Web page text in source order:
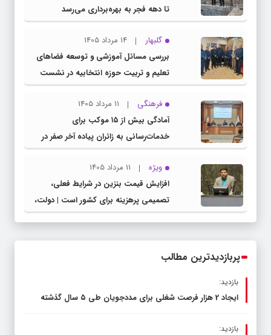
تا دهه فجر به بهره‌برداری می‌رسد
گلبهار
14 مرداد 1405
بررسی مسائل آموزشی و توسعه فضاهای
تعلیم و تربیت حوزه انتخابیه در نشست
مشترک عضو کمیسیون آموزش مجلس با
مدیرکل آموزش و پرورش خراسان رضوی
فرهنگی
11 مرداد 1405
آمادگی بیش از ۱۵ موکب برای
خدمات‌رسانی به زائران پیاده آخر صفر در
شهرستان چناران
ویژه
11 مرداد 1405
افزایش قیمت بنزین در شرایط فعلی،
تصمیمی پرهزینه برای کشور است | دولت،
قاچاق سوخت و عوامل اصلی ناترازی را
پربازدیدترین مطالب
بازدید:
ایجاد 2 هزار فرصت شغلی برای مددجویان طی ۵ سال گذشته
بازدید: